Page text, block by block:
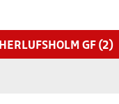
HERLUFSHOLM GF (2)